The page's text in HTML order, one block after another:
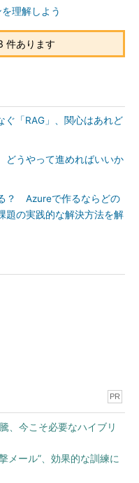
理解しよう
件あります
ぐ「RAG」、関心はあれど
うやって進めればいいか
？ Azureで作るならどの
の実践的な解決方法を解
PR
、今こそ必要なハイブリ
メール”、効果的な訓練に